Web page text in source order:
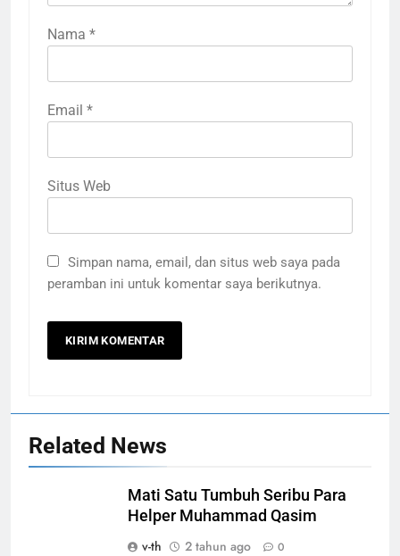
Nama *
Email *
Situs Web
Simpan nama, email, dan situs web saya pada
peramban ini untuk komentar saya berikutnya.
Related News
Mati Satu Tumbuh Seribu Para
Helper Muhammad Qasim
v-th
2 tahun ago 0